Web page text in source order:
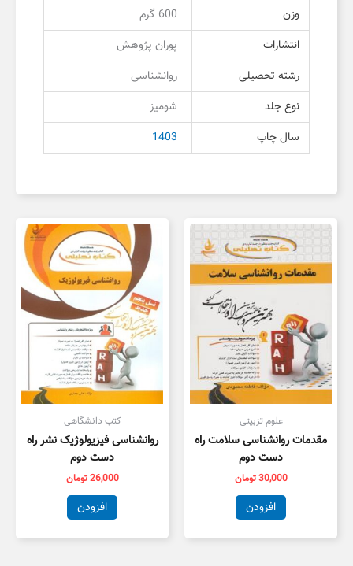
وزن
600 گرم
انتشارات
پوران پژوهش
رشته تحصیلی
روانشناسی
نوع جلد
شومیز
سال چاپ
1403
علوم تزبیتی
مقدمات روانشناسی سلامت راه
دست دوم
30,000تومان
افزودن
کتب دانشگاهی
روانشناسی فیزیولوژیک نشر راه
دست دوم
26,000تومان
افزودن